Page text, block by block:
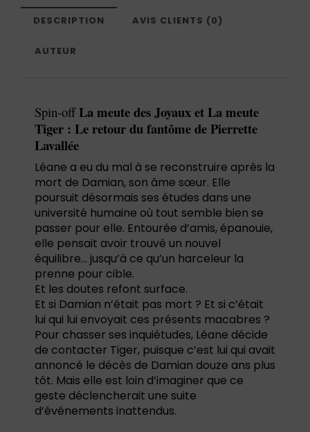
DESCRIPTION AVIS CLIENTS (0)
AUTEUR
Spin-offLa meute des Joyaux et La meute
Tiger : Le retour du fantôme de Pierrette
Lavallée
Léane a eu du mal à se reconstruire après la
mort de Damian, son âme sœur. Elle
poursuit désormais ses études dans une
université humaine où tout semble bien se
passer pour elle. Entourée d’amis, épanouie,
elle pensait avoir trouvé un nouvel
équilibre… jusqu’à ce qu’un harceleur la
prenne pour cible.
Et les doutes refont surface.
Et si Damian n’était pas mort ? Et si c’était
lui qui lui envoyait ces présents macabres ?
Pour chasser ses inquiétudes, Léane décide
de contacter Tiger, puisque c’est lui qui avait
annoncé le décès de Damian douze ans plus
tôt. Mais elle est loin d’imaginer que ce
geste déclencherait une suite
d’événements inattendus.